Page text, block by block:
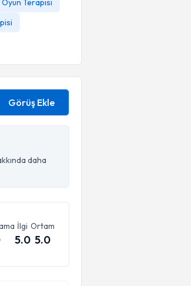
Oyun Terapisi
Görüş Ekle
daha
İlgi
5.0
Ortam
5.0